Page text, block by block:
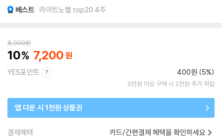
베스트 라이트노벨 top20 4주
8,000원
10 7,200
YES포인트 400원 (5%)
5만원 이상 구매 시 2천원 추가 적립
앱 다운 시 1천원 상품권
결제혜택 카드/간편결제 혜택을 확인하세요